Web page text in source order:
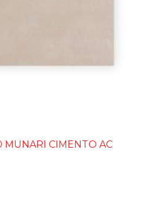
MUNARI CIMENTO AC